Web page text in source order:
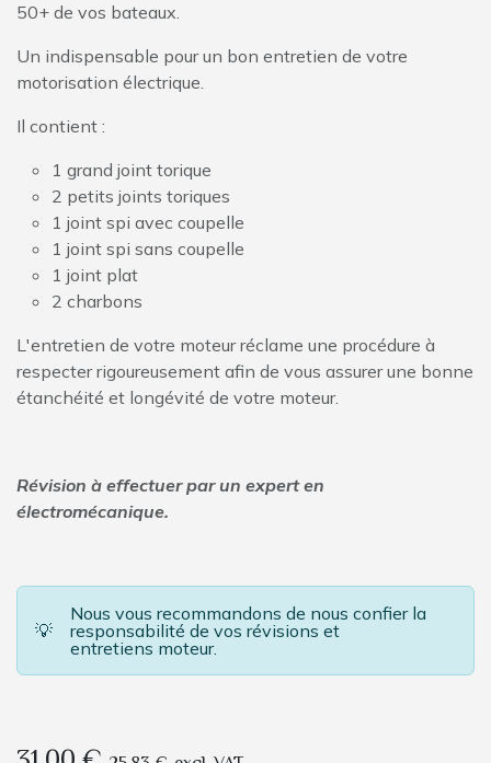
50+ de vos bateaux.
Un indispensable pour un bon entretien de votre
motorisation électrique.
Il contient :
1 grand joint torique
2 petits joints toriques
1 joint spi avec coupelle
1 joint spi sans coupelle
1 joint plat
2 charbons
L'entretien de votre moteur réclame une procédure à
respecter rigoureusement afin de vous assurer une bonne
étanchéité et longévité de votre moteur.
Révision à effectuer par un expert en
électromécanique.
💡
Nous vous recommandons de nous confier la
responsabilité de vos révisions et
entretiens moteur.